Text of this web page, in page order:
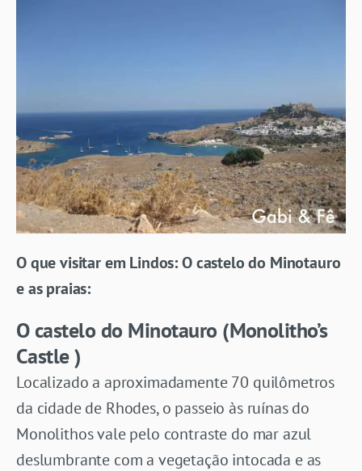
O que visitar em Lindos: O castelo do Minotauro
e as praias:
O castelo do Minotauro (Monolitho’s
Castle )
Localizado a aproximadamente 70 quilômetros
da cidade de Rhodes, o passeio às ruínas do
Monolithos vale pelo contraste do mar azul
deslumbrante com a vegetação intocada e as